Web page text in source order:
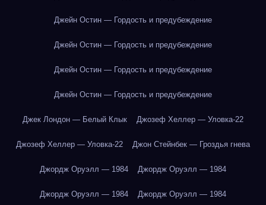
Джейн Остин — Гордость и предубеждение
Джейн Остин — Гордость и предубеждение
Джейн Остин — Гордость и предубеждение
Джейн Остин — Гордость и предубеждение
Джек Лондон — Белый Клык Джозеф Хеллер — Уловка-22
Джозеф Хеллер — Уловка-22 Джон Стейнбек — Гроздья гнева
Джордж Оруэлл — 1984 Джордж Оруэлл — 1984
Джордж Оруэлл — 1984 Джордж Оруэлл — 1984